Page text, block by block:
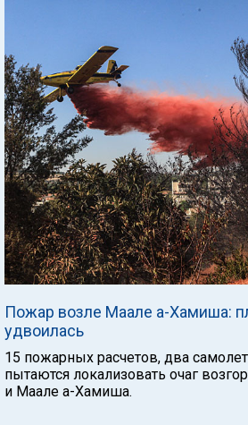
Пожар возле Маале а-Хамиша:
удвоилась
15 пожарных расчетов, два
пытаются локализовать очаг
и Маале а-Хамиша.